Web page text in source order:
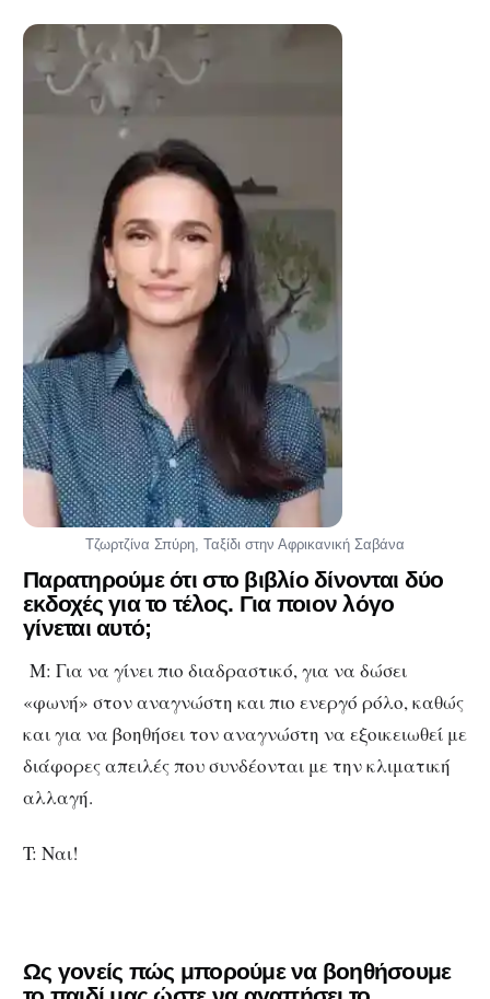
Τζωρτζίνα Σπύρη, Ταξίδι στην Αφρικανική Σαβάνα
Παρατηρούμε ότι στο βιβλίο δίνονται δύο
εκδοχές για το τέλος. Για ποιον λόγο
γίνεται αυτό;
Μ: Για να γίνει πιο διαδραστικό, για να δώσει
«φωνή» στον αναγνώστη και πιο ενεργό ρόλο, καθώς
και για να βοηθήσει τον αναγνώστη να εξοικειωθεί με
διάφορες απειλές που συνδέονται με την κλιματική
αλλαγή.
T: Ναι!
Ως γονείς πώς μπορούμε να βοηθήσουμε